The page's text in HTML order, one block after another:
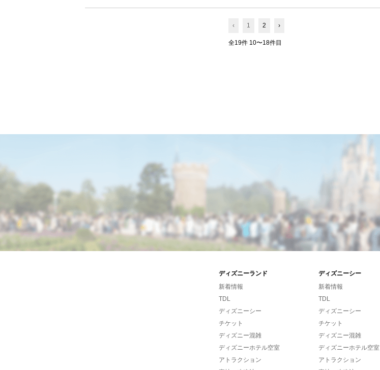
‹ 1 2 ›
全19件 10〜18件目
ディズニーランド ディズニーシー
新着情報
TDL
ディズニーシー
チケット
ディズニー混雑
ディズニーホテル空室
アトラクション
新着情報
TDL
ディズニーシー
チケット
ディズニー混雑
ディズニーホテル空室
アトラクション